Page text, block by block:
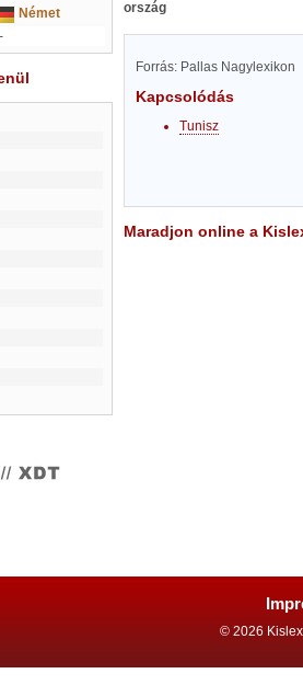
Német
ország
Forrás: Pallas Nagylexikon
Kapcsolódás
Tunisz
Maradjon online a
© 2026